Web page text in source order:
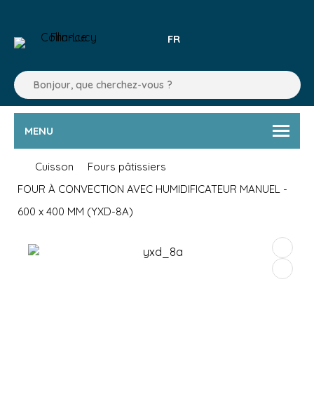
FR
MENU
Cuisson
Fours pâtissiers
FOUR À CONVECTION AVEC HUMIDIFICATEUR MANUEL -
600 x 400 MM (YXD-8A)